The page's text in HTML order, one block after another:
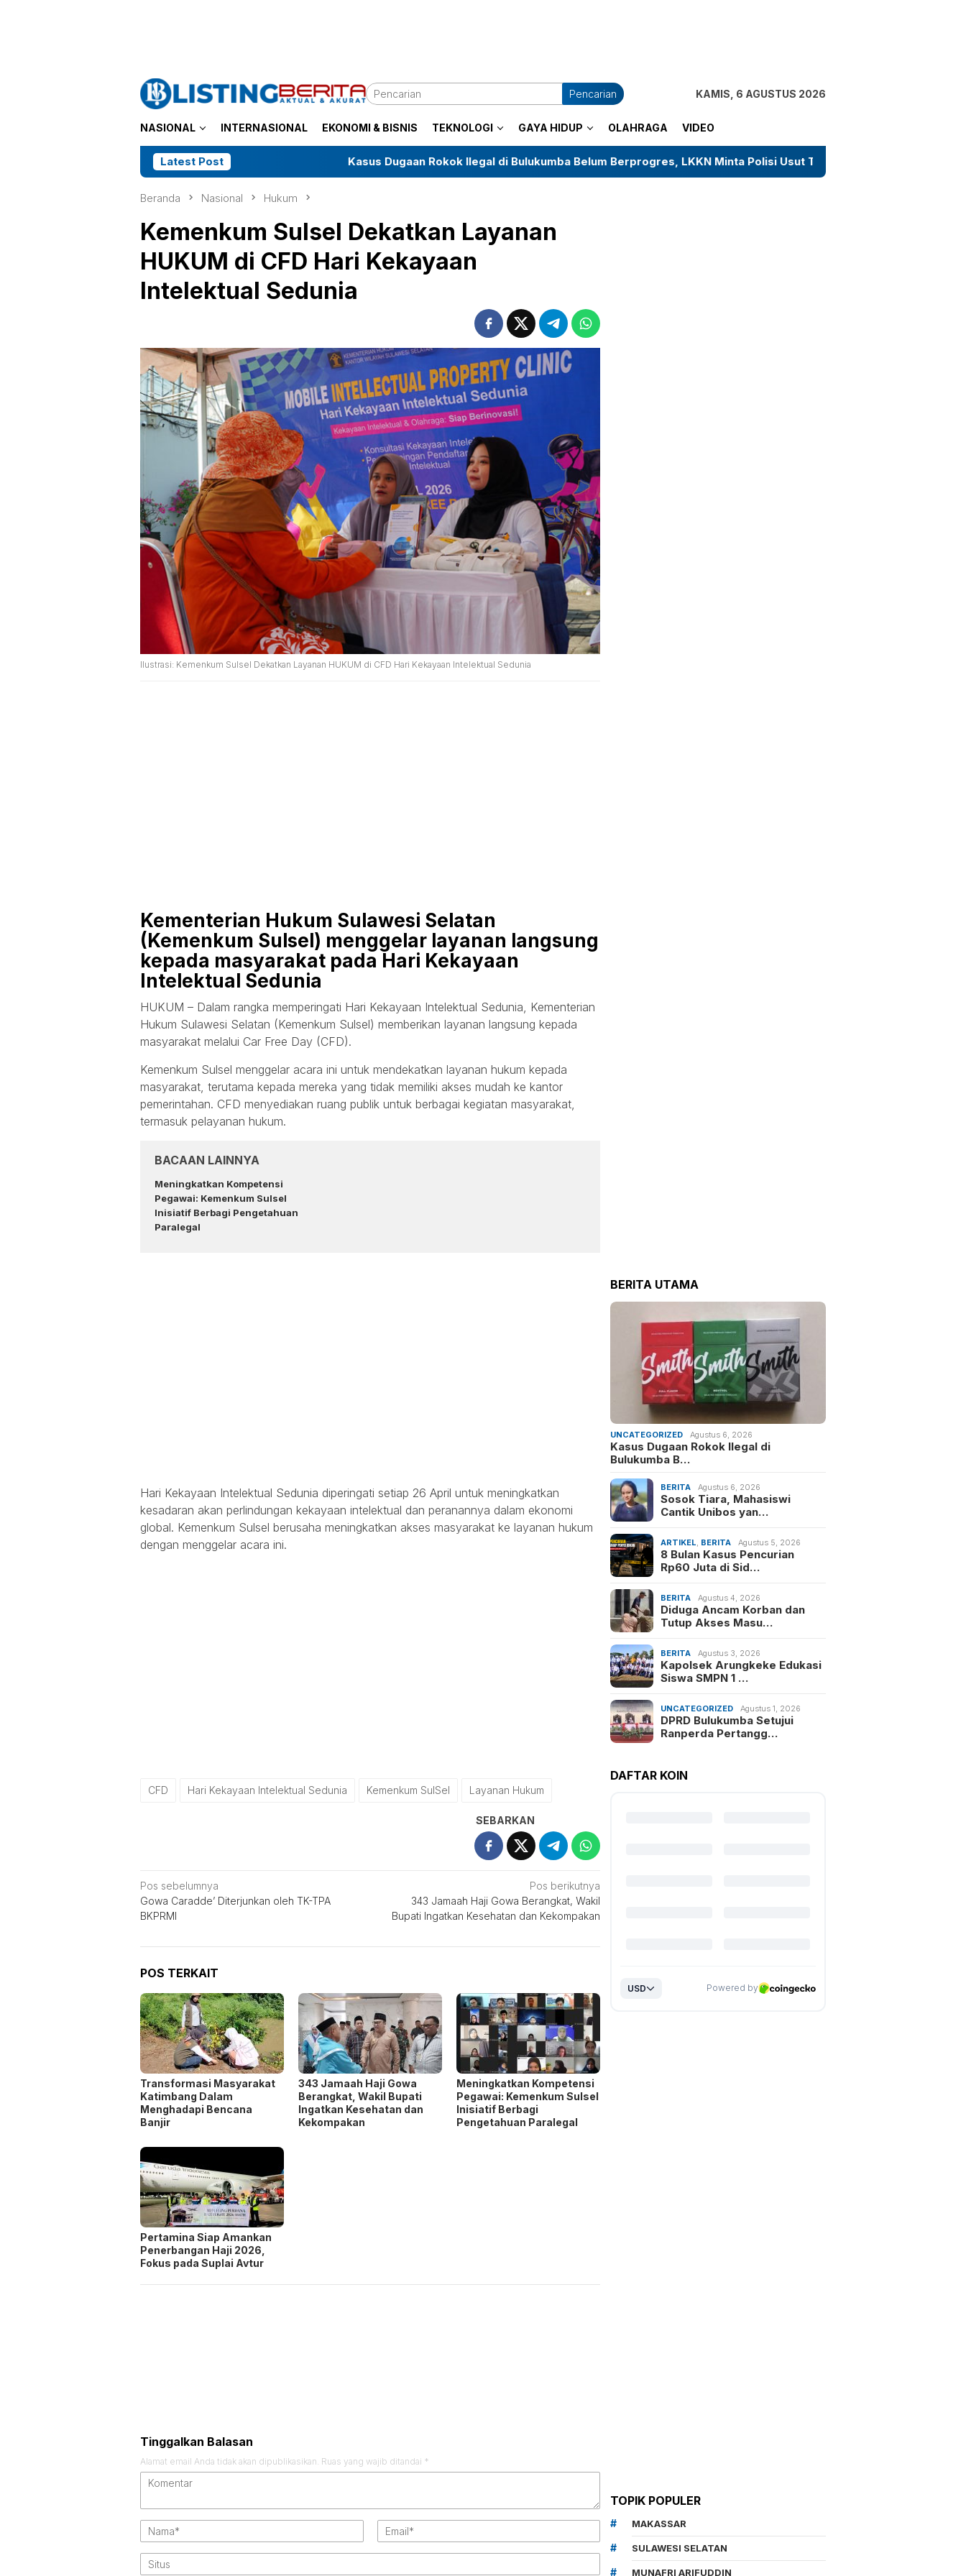
Pencarian KAMIS, 6 AGUSTUS 2026
NASIONAL INTERNASIONAL EKONOMI & BISNIS TEKNOLOGI GAYA HIDUP OLAHRAGA VIDEO
Latest Post Kasus Dugaan Rokok Ilegal di Bulukumba Belum Berprogres, LKKN Minta Polisi Usut Tuntas Tanpa Tebang Pilih
Beranda Nasional Hukum
Kemenkum Sulsel Dekatkan Layanan
HUKUM di CFD Hari Kekayaan
Intelektual Sedunia
Ilustrasi: Kemenkum Sulsel Dekatkan Layanan HUKUM di CFD Hari Kekayaan Intelektual Sedunia
Kementerian Hukum Sulawesi Selatan
(Kemenkum Sulsel) menggelar layanan langsung
kepada masyarakat pada Hari Kekayaan
Intelektual Sedunia
HUKUM – Dalam rangka memperingati Hari Kekayaan Intelektual Sedunia, Kementerian
Hukum Sulawesi Selatan (Kemenkum Sulsel) memberikan layanan langsung kepada
masyarakat melalui Car Free Day (CFD).
Kemenkum Sulsel menggelar acara ini untuk mendekatkan layanan hukum kepada
masyarakat, terutama kepada mereka yang tidak memiliki akses mudah ke kantor
pemerintahan. CFD menyediakan ruang publik untuk berbagai kegiatan masyarakat,
termasuk pelayanan hukum.
BACAAN LAINNYA
Meningkatkan Kompetensi
Pegawai: Kemenkum Sulsel
Inisiatif Berbagi Pengetahuan
Paralegal
Hari Kekayaan Intelektual Sedunia diperingati setiap 26 April untuk meningkatkan
kesadaran akan perlindungan kekayaan intelektual dan peranannya dalam ekonomi
global. Kemenkum Sulsel berusaha meningkatkan akses masyarakat ke layanan hukum
dengan menggelar acara ini.
CFD Hari Kekayaan Intelektual Sedunia Kemenkum SulSel Layanan Hukum
SEBARKAN
Navigasi
pos
Pos sebelumnya
Gowa Caradde’ Diterjunkan oleh TK-TPA
BKPRMI
Pos berikutnya
343 Jamaah Haji Gowa Berangkat, Wakil
Bupati Ingatkan Kesehatan dan Kekompakan
POS TERKAIT
Transformasi Masyarakat
Katimbang Dalam
Menghadapi Bencana
Banjir
343 Jamaah Haji Gowa
Berangkat, Wakil Bupati
Ingatkan Kesehatan dan
Kekompakan
Meningkatkan Kompetensi
Pegawai: Kemenkum Sulsel
Inisiatif Berbagi
Pengetahuan Paralegal
Pertamina Siap Amankan
Penerbangan Haji 2026,
Fokus pada Suplai Avtur
Tinggalkan Balasan
Alamat email Anda tidak akan dipublikasikan. Ruas yang wajib ditandai *
BERITA UTAMA
UNCATEGORIZED Agustus 6, 2026
Kasus Dugaan Rokok Ilegal di
Bulukumba B…
BERITA Agustus 6, 2026
Sosok Tiara, Mahasiswi
Cantik Unibos yan…
ARTIKEL BERITA Agustus 5, 2026
8 Bulan Kasus Pencurian
Rp60 Juta di Sid…
BERITA Agustus 4, 2026
Diduga Ancam Korban dan
Tutup Akses Masu…
BERITA Agustus 3, 2026
Kapolsek Arungkeke Edukasi
Siswa SMPN 1 …
UNCATEGORIZED Agustus 1, 2026
DPRD Bulukumba Setujui
Ranperda Pertangg…
DAFTAR KOIN
TOPIK POPULER
MAKASSAR
SULAWESI SELATAN
MUNAFRI ARIFUDDIN